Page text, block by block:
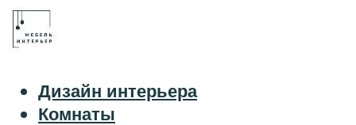
Дизайн интерьера
Комнаты